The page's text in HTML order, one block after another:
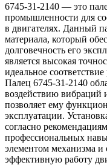
6745-31-2140 — это
промышленности для
в двигателях. Данный
материала, который
долговечность его
является высокая
идеальное
Палец 6745-31-2140
воздействию вибраций
позволяет ему
эксплуатации.
согласно
профессиональных
элементом механизма и
эффективную работу